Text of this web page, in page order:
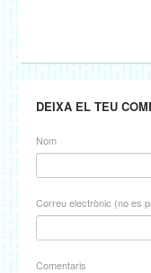
DEIXA EL TEU
Nom
Correu electrònic (no es
Comentaris